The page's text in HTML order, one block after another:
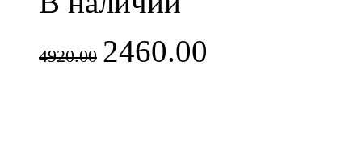
4920.00 2460.00